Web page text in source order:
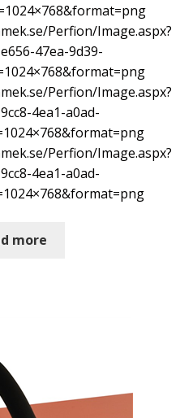
Perfion/Image.aspx?
47ea-9d39-
Perfion/Image.aspx?
4ea1-a0ad-
Perfion/Image.aspx?
4ea1-a0ad-
more